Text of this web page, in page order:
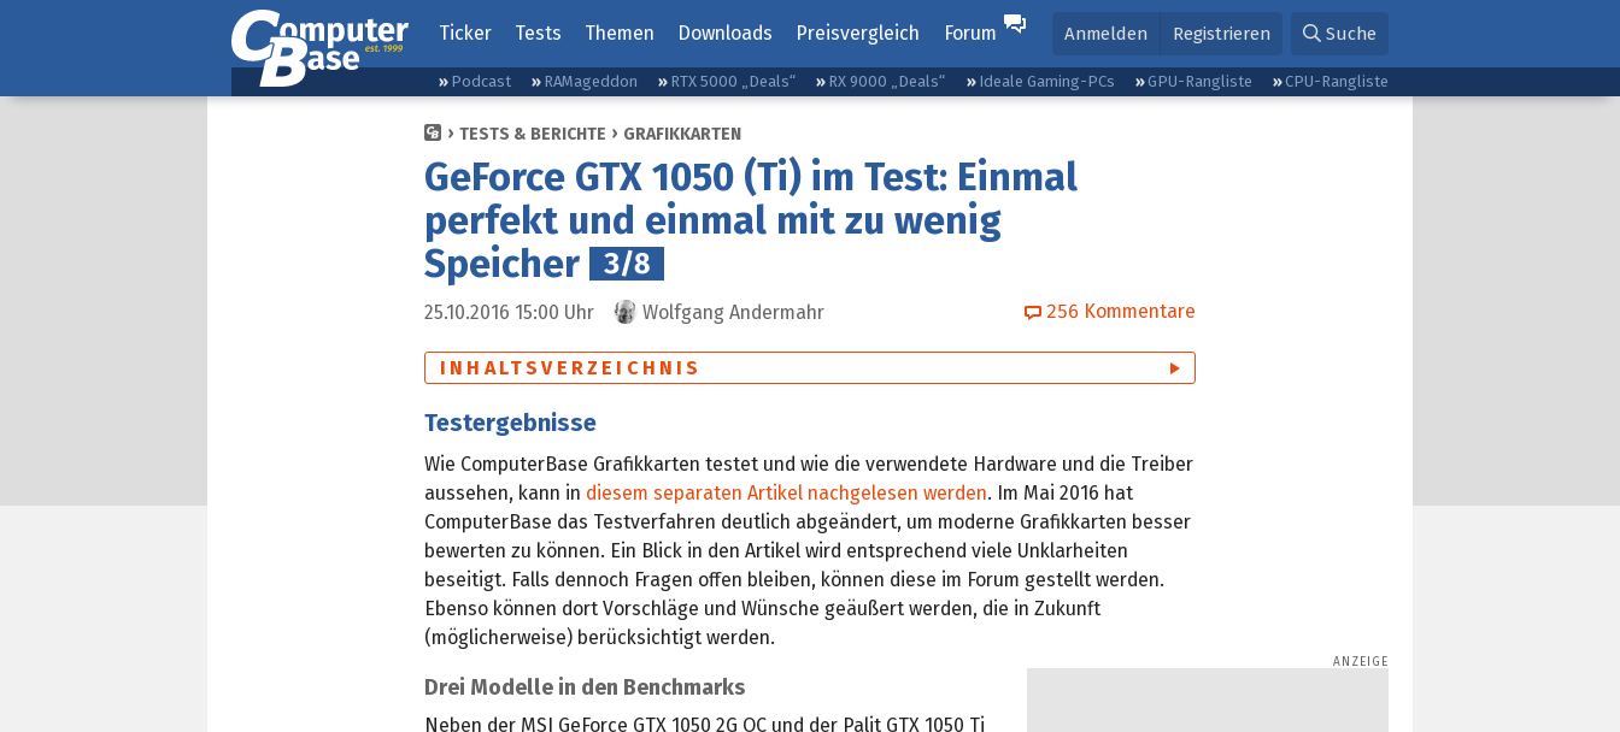
Ticker Tests Themen Downloads Preisvergleich Forum Anmelden Registrieren Suche
Podcast RAMageddon RTX 5000 „Deals“ RX 9000 „Deals“ Ideale Gaming-PCs GPU-Rangliste CPU-Rangliste
TESTS & BERICHTE GRAFIKKARTEN
GeForce GTX 1050 (Ti) im Test: Einmal
perfekt und einmal mit zu wenig
Speicher
3/8
25.10.2016 15:00 Uhr Wolfgang Andermahr 256 Kommentare
INHALTSVERZEICHNIS
Testergebnisse
Wie ComputerBase Grafikkarten testet und wie die verwendete Hardware und die Treiber
aussehen, kann in diesem separaten Artikel nachgelesen werden. Im Mai 2016 hat
ComputerBase das Testverfahren deutlich abgeändert, um moderne Grafikkarten besser
bewerten zu können. Ein Blick in den Artikel wird entsprechend viele Unklarheiten
beseitigt. Falls dennoch Fragen offen bleiben, können diese im Forum gestellt werden.
Ebenso können dort Vorschläge und Wünsche geäußert werden, die in Zukunft
(möglicherweise) berücksichtigt werden.
Drei Modelle in den Benchmarks
Neben der MSI GeForce GTX 1050 2G OC und der Palit GTX 1050 Ti